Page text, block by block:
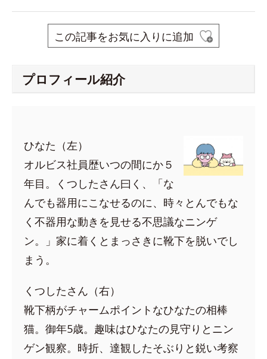
この記事をお気に入りに追加
プロフィール紹介
ひなた（左）
オルビス社員歴いつの間にか５
年目。くつしたさん曰く、「な
んでも器用にこなせるのに、時々とんでもな
く不器用な動きを見せる不思議なニンゲ
ン。」家に着くとまっさきに靴下を脱いでし
まう。
くつしたさん（右）
靴下柄がチャームポイントなひなたの相棒
猫。御年5歳。趣味はひなたの見守りとニン
ゲン観察。時折、達観したそぶりと鋭い考察